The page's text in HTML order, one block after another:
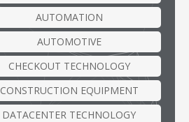
AUTOMATION
AUTOMOTIVE
CHECKOUT TECHNOLOGY
CONSTRUCTION EQUIPMENT
DATACENTER TECHNOLOGY